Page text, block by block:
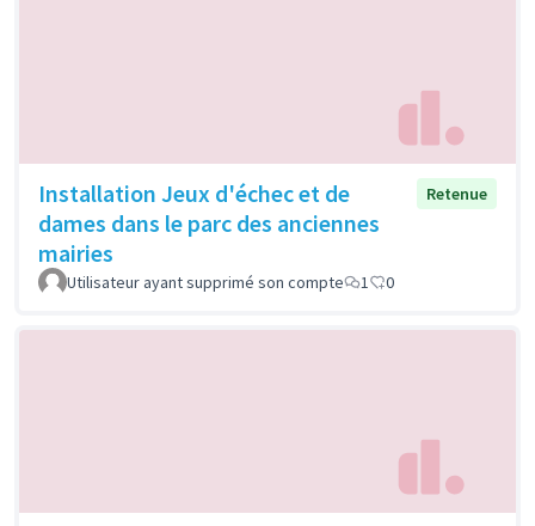
Installation Jeux d'échec et de
dames dans le parc des anciennes
mairies
Retenue
Utilisateur ayant supprimé son compte 1 0